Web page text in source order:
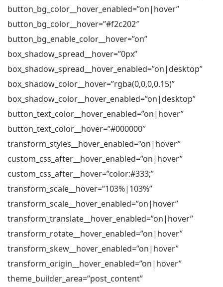
button_bg_color__hover_enabled=”on|hover”
button_bg_color__hover=”#f2c202″
button_bg_enable_color__hover=”on”
box_shadow_spread__hover=”0px”
box_shadow_spread__hover_enabled=”on|desktop”
box_shadow_color__hover=”rgba(0,0,0,0.15)”
box_shadow_color__hover_enabled=”on|desktop”
button_text_color__hover_enabled=”on|hover”
button_text_color__hover=”#000000″
transform_styles__hover_enabled=”on|hover”
custom_css_after__hover_enabled=”on|hover”
custom_css_after__hover=”color:#333;”
transform_scale__hover=”103%|103%”
transform_scale__hover_enabled=”on|hover”
transform_translate__hover_enabled=”on|hover”
transform_rotate__hover_enabled=”on|hover”
transform_skew__hover_enabled=”on|hover”
transform_origin__hover_enabled=”on|hover”
theme_builder_area=”post_content”